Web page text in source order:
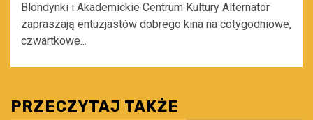
Blondynki i Akademickie Centrum Kultury Alternator
zapraszają entuzjastów dobrego kina na cotygodniowe,
czwartkowe...
PRZECZYTAJ TAKŻE